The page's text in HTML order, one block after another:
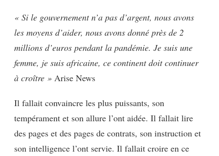
« Si le gouvernement n’a pas d’argent, nous avons
les moyens d’aider, nous avons donné près de 2
millions d’euros pendant la pandémie. Je suis une
femme, je suis africaine, ce continent doit continuer
à croître » Arise News
Il fallait convaincre les plus puissants, son
tempérament et son allure l’ont aidée. Il fallait lire
des pages et des pages de contrats, son instruction et
son intelligence l’ont servie. Il fallait croire en ce